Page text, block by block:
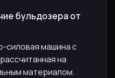
бульдозера от
силовая машина с
на
материалом.